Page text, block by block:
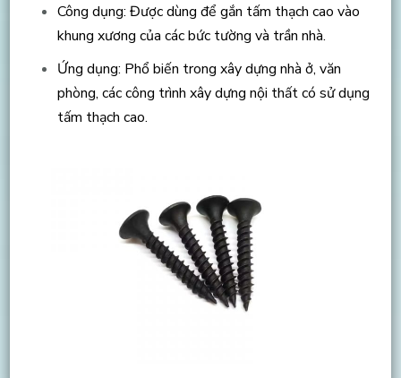
Công dụng: Được dùng để gắn tấm thạch cao vào
khung xương của các bức tường và trần nhà.
Ứng dụng: Phổ biến trong xây dựng nhà ở, văn
phòng, các công trình xây dựng nội thất có sử dụng
tấm thạch cao.